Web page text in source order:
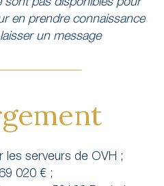
en prendre connaissance
un message
les serveurs de OVH ;
020 € ;